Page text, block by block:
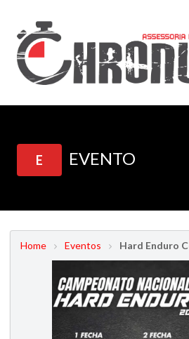
E EVENTO
Home Eventos Hard Enduro